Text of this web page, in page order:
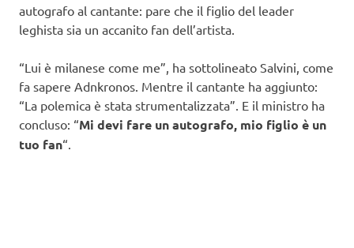
autografo al cantante: pare che il figlio del leader
leghista sia un accanito fan dell’artista.
“Lui è milanese come me”, ha sottolineato Salvini, come
fa sapere Adnkronos. Mentre il cantante ha aggiunto:
“La polemica è stata strumentalizzata”. E il ministro ha
concluso: “Mi devi fare un autografo, mio figlio è un
tuo fan“.